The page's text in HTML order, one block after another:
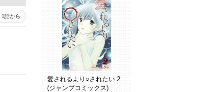
1話から
愛されるより○されたい 2
(ジャンプコミックス)